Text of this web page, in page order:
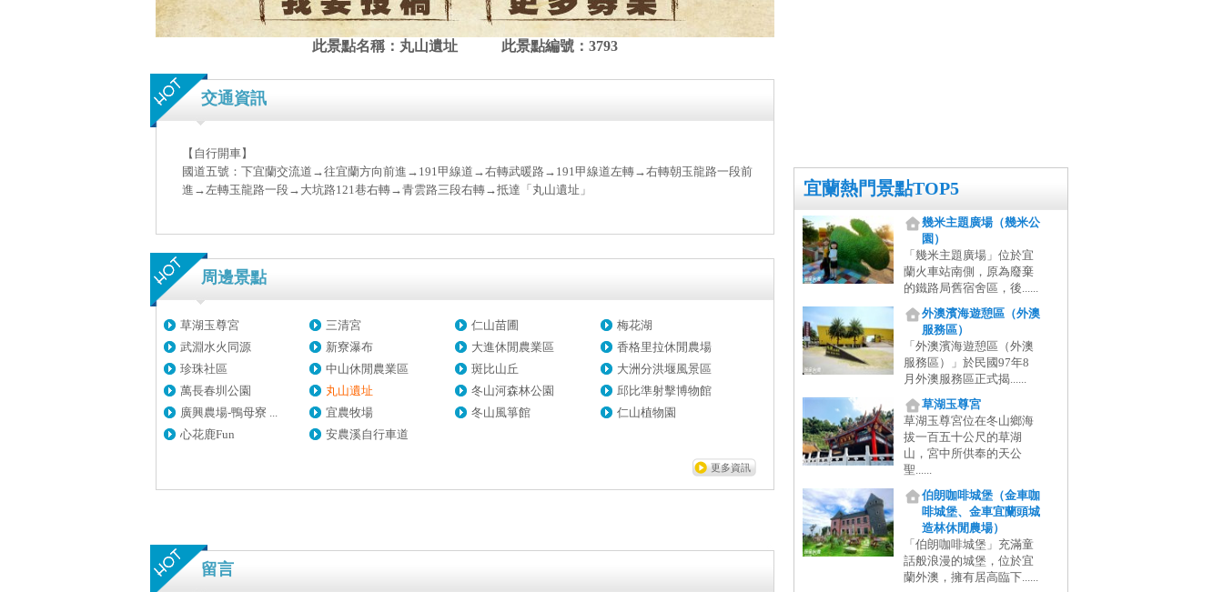
宜蘭熱門景點TOP5
幾米主題廣場（幾米公
園）
「幾米主題廣場」位於宜
蘭火車站南側，原為廢棄
的鐵路局舊宿舍區，後......
外澳濱海遊憩區（外澳
服務區）
「外澳濱海遊憩區（外澳
服務區）」於民國97年8
月外澳服務區正式揭......
草湖玉尊宮
草湖玉尊宮位在冬山鄉海
拔一百五十公尺的草湖
山，宮中所供奉的天公
聖......
伯朗咖啡城堡（金車咖
啡城堡、金車宜蘭頭城
造林休閒農場）
「伯朗咖啡城堡」充滿童
話般浪漫的城堡，位於宜
蘭外澳，擁有居高臨下......
此景點名稱：丸山遺址 此景點編號：3793
交通資訊
【自行開車】
國道五號：下宜蘭交流道→往宜蘭方向前進→191甲線道→右轉武暖路→191甲線道左轉→右轉朝玉龍路一段前
進→左轉玉龍路一段→大坑路121巷右轉→青雲路三段右轉→抵達「丸山遺址」
周邊景點
草湖玉尊宮 三清宮 仁山苗圃
梅花湖
武淵水火同源
新寮瀑布 大進休閒農業區
香格里拉休閒農場
珍珠社區
中山休閒農業區 斑比山丘
大洲分洪堰風景區
萬長春圳公園
丸山遺址 冬山河森林公園
邱比準射擊博物館
廣興農場-鴨母寮 ...
宜農牧場 冬山風箏館
仁山植物園
心花鹿Fun
安農溪自行車道
更多資訊
留言